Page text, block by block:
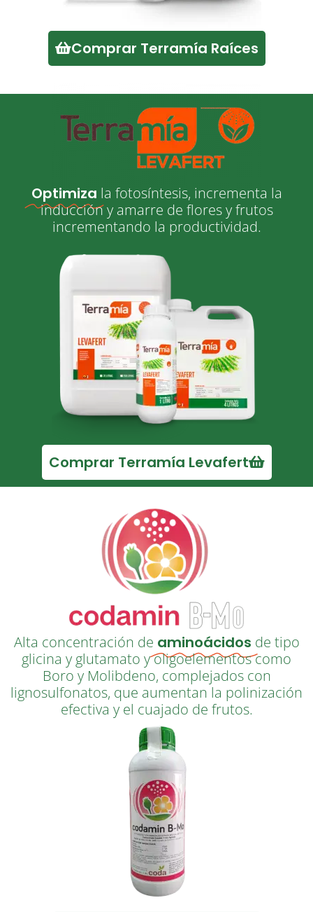
Comprar Terramía Raíces
Optimiza la fotosíntesis, incrementa la
inducción y amarre de flores y frutos
incrementando la productividad.
Comprar Terramía Levafert
Alta concentración de aminoácidos de tipo
glicina y glutamato y oligoelementos como
Boro y Molibdeno, complejados con
lignosulfonatos, que aumentan la polinización
efectiva y el cuajado de frutos.